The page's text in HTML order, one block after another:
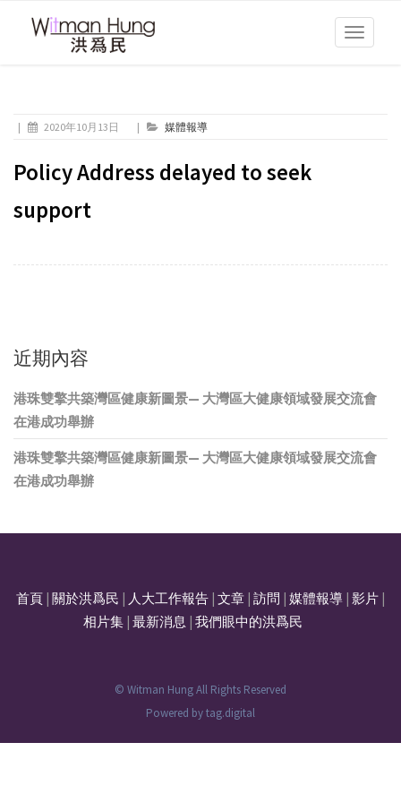
Toggle
| 2020年10月13日 | 媒體報導
Policy Address delayed to seek
support
近期內容
港珠雙擎共築灣區健康新圖景— 大灣區大健康領域發展交流會
在港成功舉辦
港珠雙擎共築灣區健康新圖景— 大灣區大健康領域發展交流會
在港成功舉辦
首頁 關於洪爲民 人大工作報告 文章 訪問 媒體報導 影片
相片集| 最新消息 我們眼中的洪爲民
© Witman Hung All Rights Reserved
Powered bytag.digital